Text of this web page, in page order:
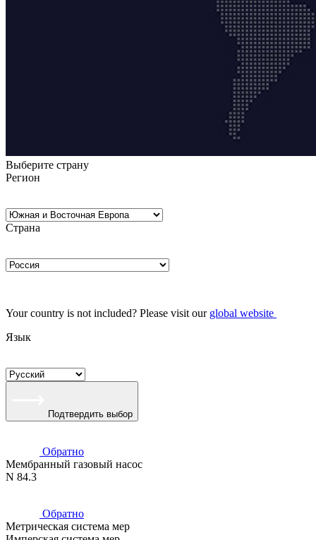
Выберите страну
Регион
Страна
Your country is not included? Please visit our global website
Язык
Подтвердить выбор
Обратно
Мембранный газовый насос
N 84.3
Обратно
Метрическая система мер